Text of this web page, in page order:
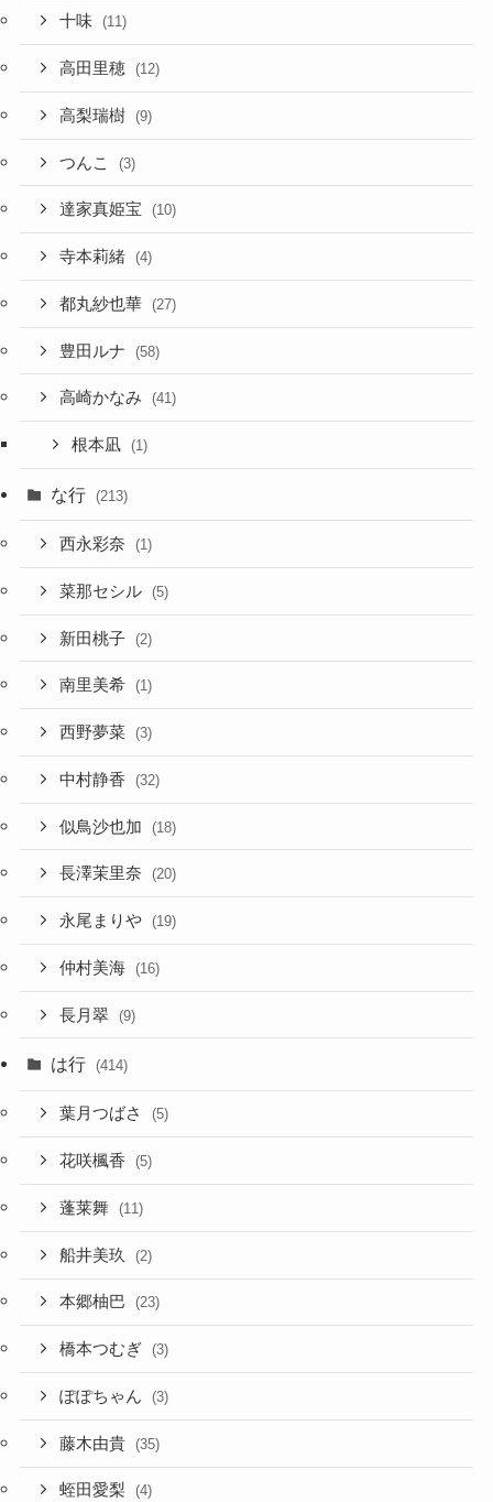
十味 (11)
高田里穂 (12)
高梨瑞樹 (9)
つんこ (3)
達家真姫宝 (10)
寺本莉緒 (4)
都丸紗也華 (27)
豊田ルナ (58)
高崎かなみ (41)
根本凪 (1)
な行 (213)
西永彩奈 (1)
菜那セシル (5)
新田桃子 (2)
南里美希 (1)
西野夢菜 (3)
中村静香 (32)
似鳥沙也加 (18)
長澤茉里奈 (20)
永尾まりや (19)
仲村美海 (16)
長月翠 (9)
は行 (414)
葉月つばさ (5)
花咲楓香 (5)
蓬莱舞 (11)
船井美玖 (2)
本郷柚巴 (23)
橋本つむぎ (3)
ぽぽちゃん (3)
藤木由貴 (35)
蛭田愛梨 (4)